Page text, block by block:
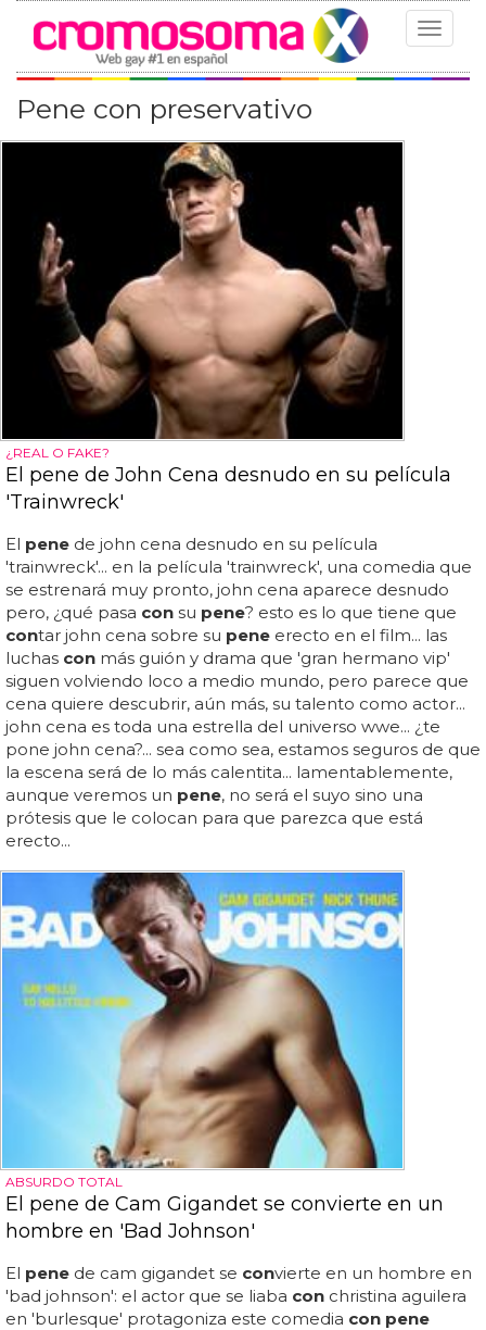
Toggle
Pene con preservativo
¿REAL O FAKE?
El pene de John Cena desnudo en su película
'Trainwreck'
El pene de john cena desnudo en su película
'trainwreck'... en la película 'trainwreck', una comedia que
se estrenará muy pronto, john cena aparece desnudo
pero, ¿qué pasa con su pene? esto es lo que tiene que
contar john cena sobre su pene erecto en el film... las
luchas con más guión y drama que 'gran hermano vip'
siguen volviendo loco a medio mundo, pero parece que
cena quiere descubrir, aún más, su talento como actor...
john cena es toda una estrella del universo wwe... ¿te
pone john cena?... sea como sea, estamos seguros de que
la escena será de lo más calentita... lamentablemente,
aunque veremos un pene, no será el suyo sino una
prótesis que le colocan para que parezca que está
erecto...
ABSURDO TOTAL
El pene de Cam Gigandet se convierte en un
hombre en 'Bad Johnson'
El pene de cam gigandet se convierte en un hombre en
'bad johnson': el actor que se liaba con christina aguilera
en 'burlesque' protagoniza este comedia con pene